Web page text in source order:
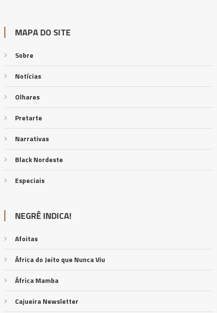
MAPA DO SITE
Sobre
Notícias
Olhares
Pretarte
Narrativas
Black Nordeste
Especiais
NEGRÊ INDICA!
Afoitas
África do Jeito que Nunca Viu
África Mamba
Cajueira Newsletter